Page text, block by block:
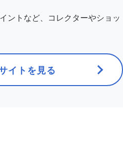
ントなど、コレクターやショッ
イトを見る